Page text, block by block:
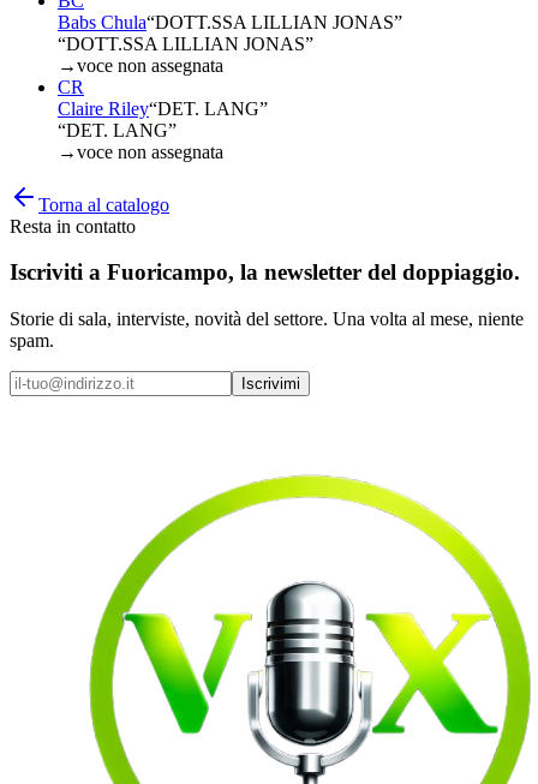
Babs Chula“DOTT.SSA LILLIAN JONAS”
“DOTT.SSA LILLIAN JONAS”
→voce non assegnata
CR
Claire Riley“DET. LANG”
“DET. LANG”
→voce non assegnata
Torna al catalogo
Resta in contatto
Iscriviti a Fuoricampo, la newsletter del doppiaggio.
Storie di sala, interviste, novità del settore. Una volta al mese, niente
spam.
Iscrivimi